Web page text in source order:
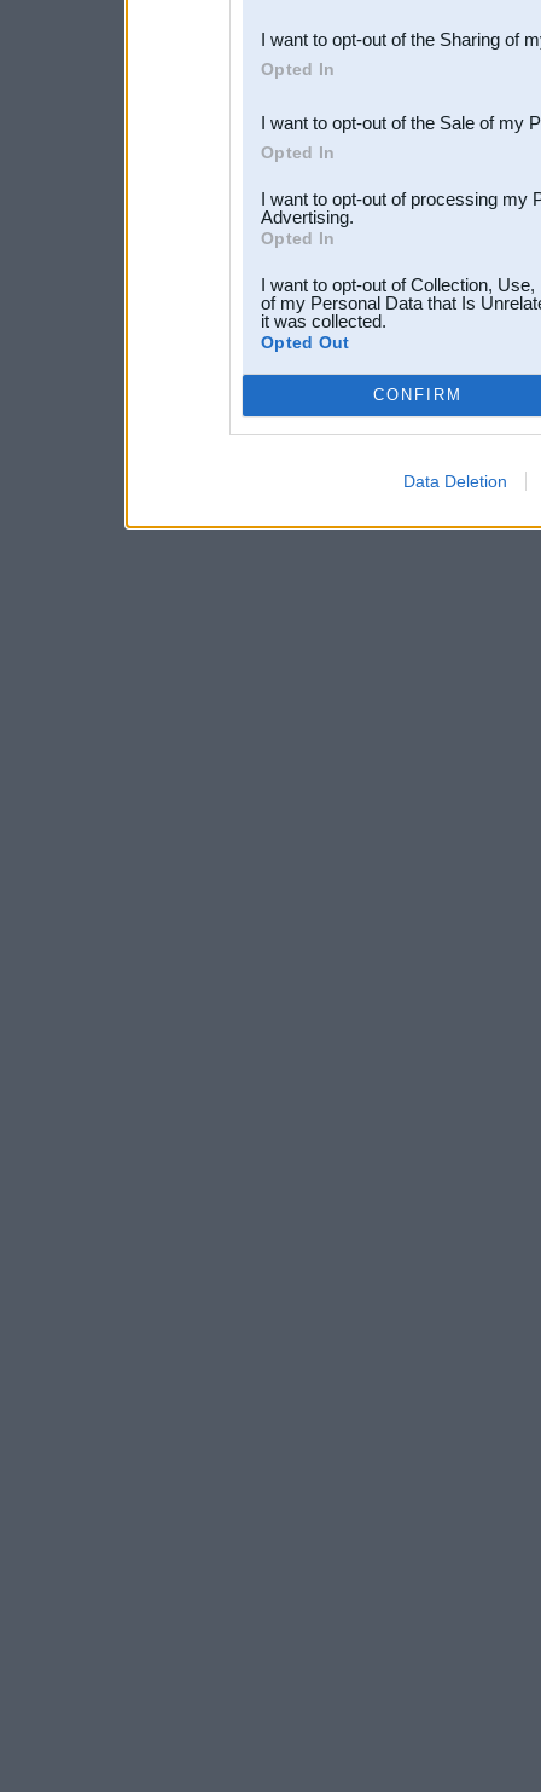
Downstream Participants
third parties.
I want to opt-out of the Sharing of
Opted In
I want to opt-out of the Sale of my
Opted In
I want to opt-out of processing my
Advertising.
Opted In
I want to opt-out of Collection,
of my Personal Data that Is
it was collected.
Opted Out
CONFIRM
Data Deletion